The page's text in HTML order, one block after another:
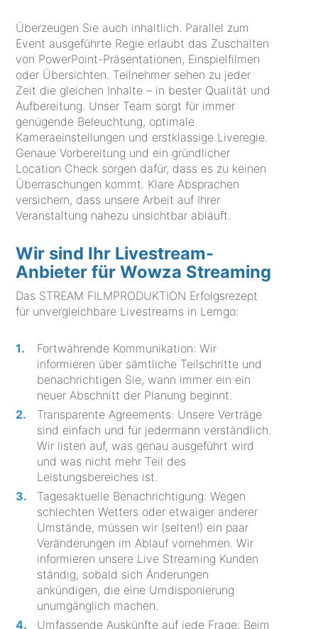
Überzeugen Sie auch inhaltlich. Parallel zum
Event ausgeführte Regie erlaubt das Zuschalten
von PowerPoint-Präsentationen, Einspielfilmen
oder Übersichten. Teilnehmer sehen zu jeder
Zeit die gleichen Inhalte – in bester Qualität und
Aufbereitung. Unser Team sorgt für immer
genügende Beleuchtung, optimale
Kameraeinstellungen und erstklassige Liveregie.
Genaue Vorbereitung und ein gründlicher
Location Check sorgen dafür, dass es zu keinen
Überraschungen kommt. Klare Absprachen
versichern, dass unsere Arbeit auf Ihrer
Veranstaltung nahezu unsichtbar abläuft.
Wir sind Ihr Livestream-
Anbieter für Wowza Streaming
Das STREAM FILMPRODUKTION Erfolgsrezept
für unvergleichbare Livestreams in Lemgo:
Fortwährende Kommunikation: Wir
informieren über sämtliche Teilschritte und
benachrichtigen Sie, wann immer ein ein
neuer Abschnitt der Planung beginnt.
Transparente Agreements: Unsere Verträge
sind einfach und für jedermann verständlich.
Wir listen auf, was genau ausgeführt wird
und was nicht mehr Teil des
Leistungsbereiches ist.
Tagesaktuelle Benachrichtigung: Wegen
schlechten Wetters oder etwaiger anderer
Umstände, müssen wir (selten!) ein paar
Veränderungen im Ablauf vornehmen. Wir
informieren unsere Live Streaming Kunden
ständig, sobald sich Änderungen
ankündigen, die eine Umdisponierung
unumgänglich machen.
Umfassende Auskünfte auf jede Frage: Beim